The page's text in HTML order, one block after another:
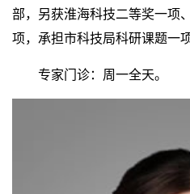
部，另获淮海科技二等奖一项
项，承担市科技局科研课题一项
专家门诊：周一全天。